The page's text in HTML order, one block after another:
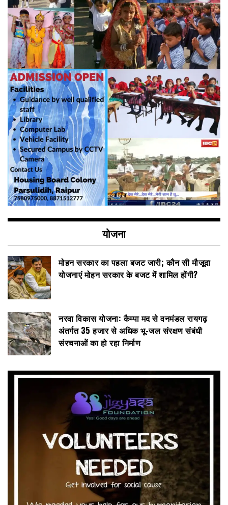
योजना
मोहन सरकार का पहला बजट जारी; कौन सी मौजूदा
योजनाएं मोहन सरकार के बजट में शामिल होंगी?
नरवा विकास योजना: कैम्पा मद से वनमंडल रायगढ़
अंतर्गत 35 हजार से अधिक भू-जल संरक्षण संबंधी
संरचनाओं का हो रहा निर्माण